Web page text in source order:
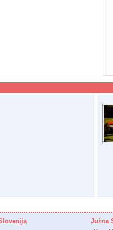
Južna